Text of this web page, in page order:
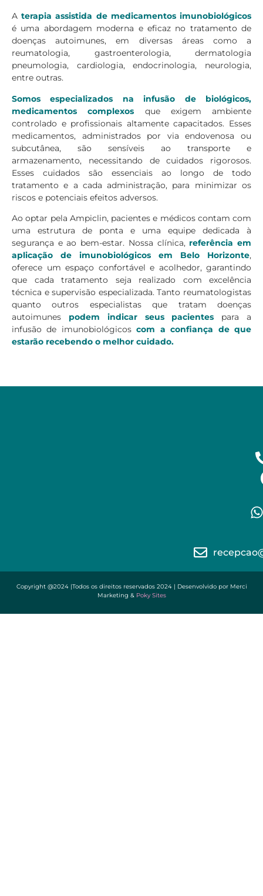
A terapia assistida de medicamentos imunobiológicos
é uma abordagem moderna e eficaz no tratamento de
doenças autoimunes, em diversas áreas como a
reumatologia, gastroenterologia, dermatologia
pneumologia, cardiologia, endocrinologia, neurologia,
entre outras.
Somos especializados na infusão de biológicos,
medicamentos complexos que exigem ambiente
controlado e profissionais altamente capacitados. Esses
medicamentos, administrados por via endovenosa ou
subcutânea, são sensíveis ao transporte e
armazenamento, necessitando de cuidados rigorosos.
Esses cuidados são essenciais ao longo de todo
tratamento e a cada administração, para minimizar os
riscos e potenciais efeitos adversos.
Ao optar pela Ampiclin, pacientes e médicos contam com
uma estrutura de ponta e uma equipe dedicada à
segurança e ao bem-estar. Nossa clínica, referência em
aplicação de imunobiológicos em Belo Horizonte,
oferece um espaço confortável e acolhedor, garantindo
que cada tratamento seja realizado com excelência
técnica e supervisão especializada. Tanto reumatologistas
quanto outros especialistas que tratam doenças
autoimunes podem indicar seus pacientes
para a
infusão de imunobiológicoscom a confiança de que
estarão recebendo o melhor cuidado.
Copyright @2024 |Todos os direitos reservados 2024 | Desenvolvido por Merci
Marketing & Poky Sites